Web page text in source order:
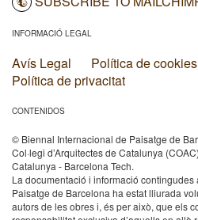
INFORMACIÓ LEGAL
Avís Legal
Política de cookies
Política de privacitat
CONTENIDOS
© Biennal Internacional de Paisatge de
Col·legi d’Arquitectes de Catalunya
Catalunya - Barcelona Tech.
La documentació i informació contingudes
Paisatge de Barcelona ha estat lliurada
autors de les obres i, és per això, que els